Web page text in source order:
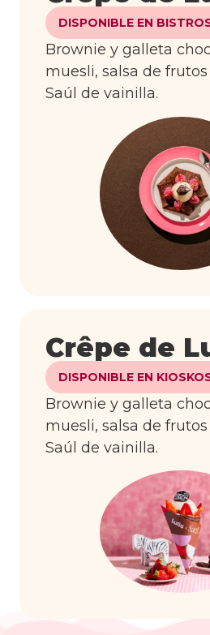
DISPONIBLE EN
Brownie y galleta
muesli, salsa de
Saúl de vainilla.
Crêpe de
DISPONIBLE EN
Brownie y galleta
muesli, salsa de
Saúl de vainilla.